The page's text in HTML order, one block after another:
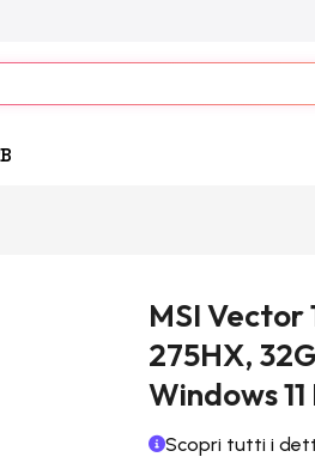
MSI Vector
275HX,
Windows
Scopri tutti i